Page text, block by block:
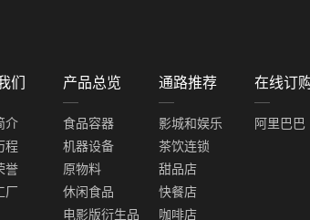
们
介
程
誉
厂
产品总览
食品容器
机器设备
原物料
休闲食品
电影版衍生品
通路推荐
影城和娱乐
茶饮连锁
甜品店
快餐店
咖啡店
在线订
阿里巴巴